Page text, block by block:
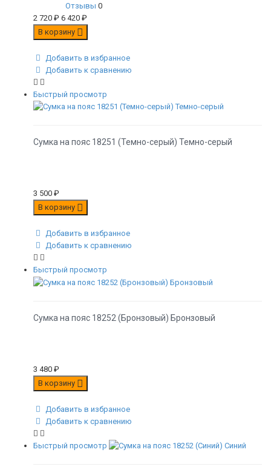
Отзывы 0
2 720 ₽ 6 420 ₽
В корзину
Добавить в избранное
Добавить к сравнению
Быстрый просмотр
Сумка на пояс 18251 (Темно-серый) Темно-серый
3 500 ₽
В корзину
Добавить в избранное
Добавить к сравнению
Быстрый просмотр
Сумка на пояс 18252 (Бронзовый) Бронзовый
3 480 ₽
В корзину
Добавить в избранное
Добавить к сравнению
Быстрый просмотр